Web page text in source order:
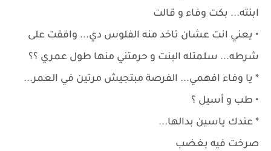
ابنته... بكت وفاء و قالت
• يعني انت عشان تاخد منه الفلوس دي... وافقت على
شرطه... سلمتله البنت و حرمتني منها طول عمري ؟؟
* يا وفاء افهمي... الفرصة مبتجيش مرتين في العمر...
• طب و أسيل ؟
* عندك ياسين بدالها...
صرخت فيه بغضب